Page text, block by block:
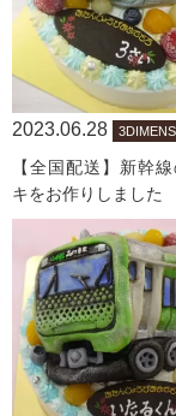
2023.06.28
【全国配送】新幹
キをお作りしました